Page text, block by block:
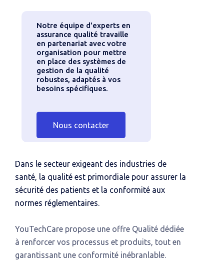
Notre équipe d'experts en
assurance qualité travaille
en partenariat avec votre
organisation pour mettre
en place des systèmes de
gestion de la qualité
robustes, adaptés à vos
besoins spécifiques.
Nous contacter
Dans le secteur exigeant des industries de
santé, la qualité est primordiale pour assurer la
sécurité des patients et la conformité aux
normes réglementaires.
YouTechCare propose une offre Qualité dédiée
à renforcer vos processus et produits, tout en
garantissant une conformité inébranlable.